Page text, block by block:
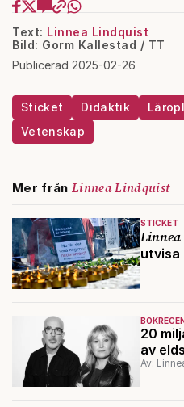
Text: Linnea Lindquist
Bild: Gorm Kallestad / TT
Publicerad 2025-02-26
Sticket Didaktik
Vetenskap
Mer från Linnea Lindquist
STICKET
utvisa
20
av
Av: